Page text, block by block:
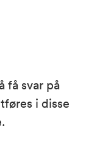
få svar på
i disse